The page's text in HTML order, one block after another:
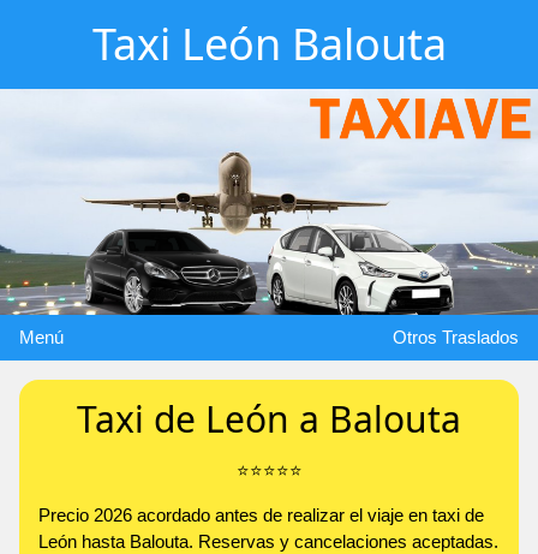
Taxi León Balouta
Menú Otros Traslados
Taxi de León a Balouta
⭐️⭐️⭐️⭐️⭐️
Precio 2026 acordado antes de realizar el viaje en taxi de
León hasta Balouta. Reservas y cancelaciones aceptadas.